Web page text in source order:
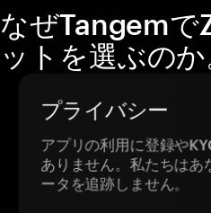
なぜTangem
ットを選ぶのか
プライバシー
アプリの利用に登録や
ありません。私たちはあ
ータを追跡しません。